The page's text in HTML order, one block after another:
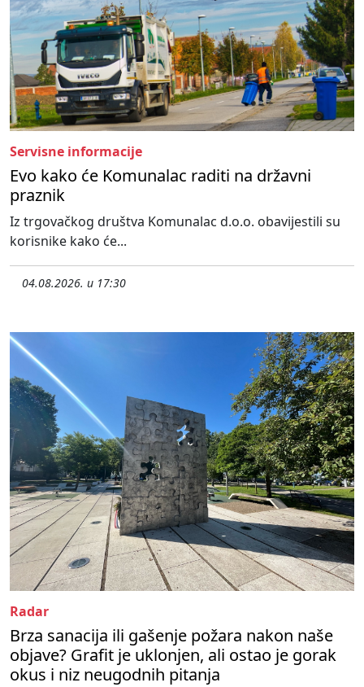
Servisne informacije
Evo kako će Komunalac raditi na državni
praznik
Iz trgovačkog društva Komunalac d.o.o. obavijestili su
korisnike kako će...
04.08.2026. u 17:30
Radar
Brza sanacija ili gašenje požara nakon naše
objave? Grafit je uklonjen, ali ostao je gorak
okus i niz neugodnih pitanja